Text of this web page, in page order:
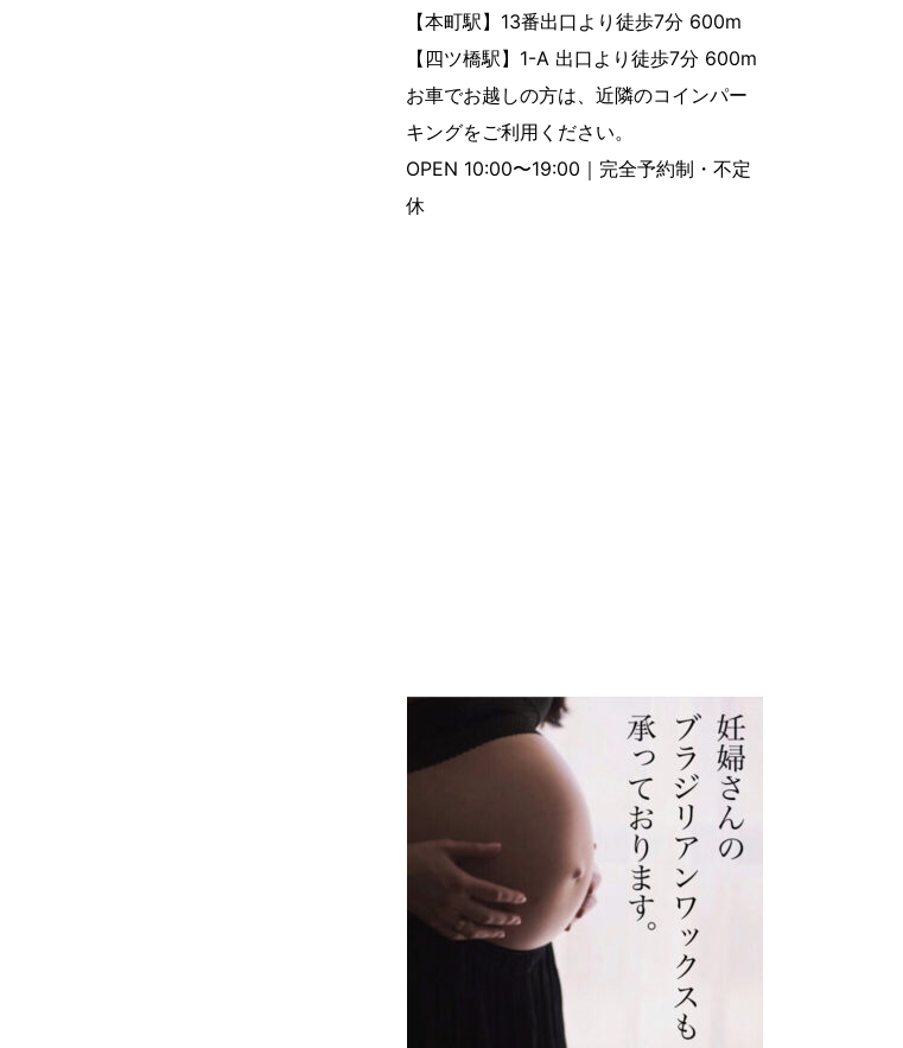
【本町駅】13番出口より徒歩7分 600m
【四ツ橋駅】1-A 出口より徒歩7分 600m
お車でお越しの方は、近隣のコインパー
キングをご利用ください。
OPEN 10:00〜19:00｜完全予約制・不定
休